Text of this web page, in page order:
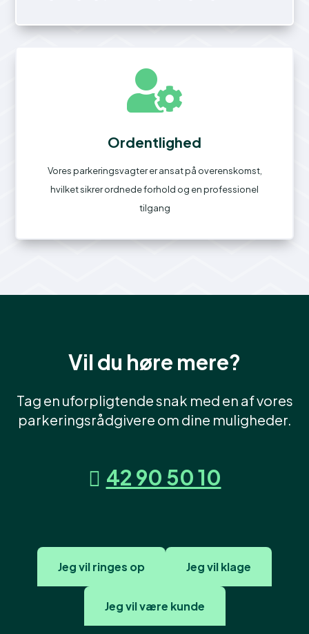

Ordentlighed
Vores parkeringsvagter er ansat på overenskomst,
hvilket sikrer ordnede forhold og en professionel
tilgang
Vil du høre mere?
Tag en uforpligtende snak med en af vores
parkeringsrådgivere om dine muligheder.
42 90 50 10
Jeg vil ringes op Jeg vil klage
Jeg vil være kunde